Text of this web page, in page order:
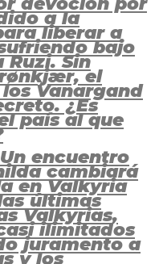
a la
liberar a
bajo
Sin
el
Vanargand
¿Es
país al que
Un encuentro
cambiará
en Valkyria
últimas
Valkyrias,
ilimitados
juramento a
y los